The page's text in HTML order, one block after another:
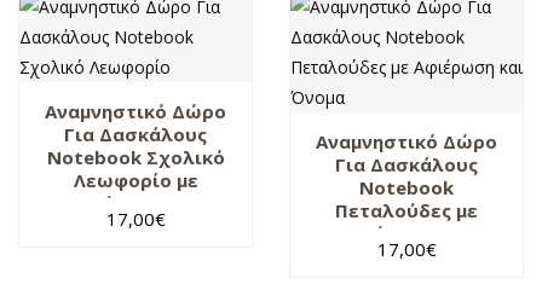
Αναμνηστικό Δώρο
Για Δασκάλους
Notebook Σχολικό
Λεωφορίο με
Αφιέρωση και
Όνομα
17,00€
Αναμνηστικό Δώρο
Για Δασκάλους
Notebook
Πεταλούδες με
Αφιέρωση και
Όνομα
17,00€